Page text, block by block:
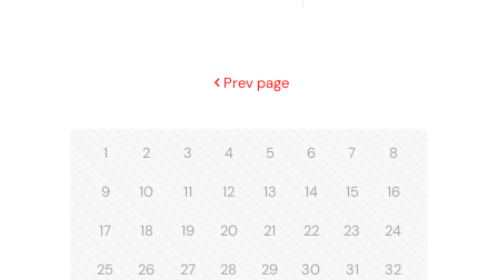
Prev page
1 2 3 4 5 6 7 8
9 10 11 12 13 14 15 16
17 18 19 20 21 22 23 24
25 26 27 28 29 30 31 32